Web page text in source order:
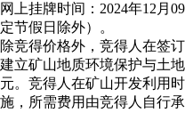
网上挂牌时间：2024年12月
定节假日除外）。
除竞得价格外，竞得人在签
建立矿山地质环境保护与土
元。竞得人在矿山开发利用
施，所需费用由竞得人自行